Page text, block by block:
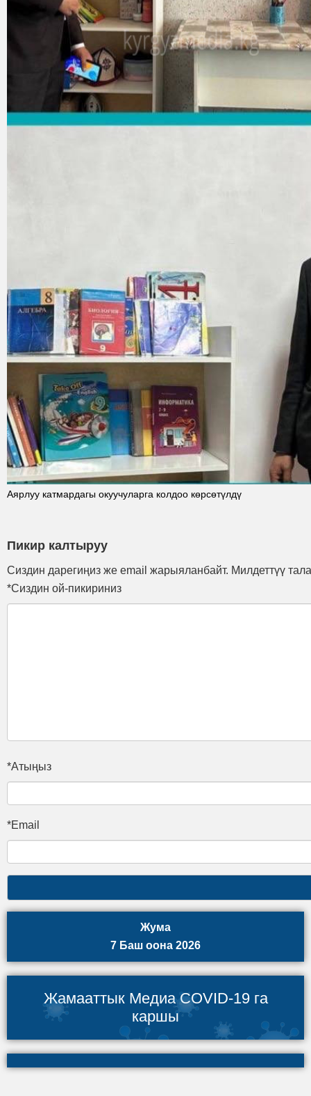
Аярлуу катмардагы окуучуларга колдоо көрсөтүлдү
Пикир калтыруу
Сиздин дарегиңиз же email жарыяланбайт. Милдеттүү
*Сиздин ой-пикириниз
*Атыңыз
*Email
Жума
7 Баш оона 2026
Жамааттык Медиа COVID-19 га
каршы